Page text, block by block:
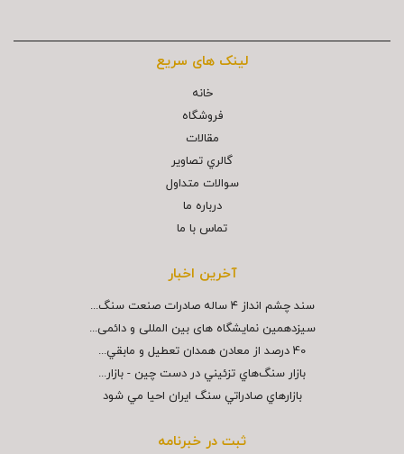
لینک های سریع
خانه
فروشگاه
مقالات
گالري تصاوير
سوالات متداول
درباره ما
تماس با ما
آخرین اخبار
سند چشم انداز ۴ ساله صادرات صنعت سنگ...
سیزدهمین نمایشگاه های بین المللی و دائمی...
40 درصد از معادن همدان تعطيل و مابقي...
بازار سنگ‌هاي تزئيني در دست چين - بازار...
بازارهاي صادراتي سنگ ايران احيا مي شود
ثبت در خبرنامه